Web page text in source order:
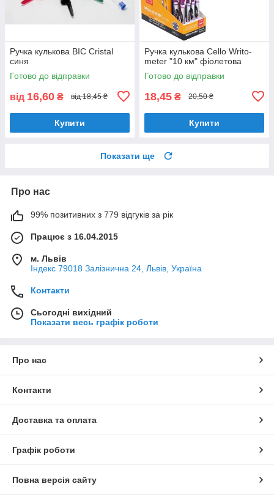
Ручка кулькова BIC Cristal
синя
Готово до відправки
від 16,60 ₴ від 18,45 ₴
Купити
Ручка кулькова Cello Writo-
meter "10 км" фіолетова
Готово до відправки
18,45 ₴ 20,50 ₴
Купити
Показати ще
Про нас
99% позитивних з 779 відгуків за рік
Працює з 16.04.2015
м. Львів
Індекс 79018 Залізнична 24, Львів, Україна
Контакти
Сьогодні вихідний
Показати весь графік роботи
Про нас
Контакти
Доставка та оплата
Графік роботи
Повна версія сайту